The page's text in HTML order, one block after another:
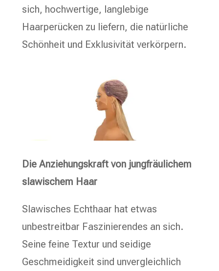
sich, hochwertige, langlebige
Haarperücken zu liefern, die natürliche
Schönheit und Exklusivität verkörpern.
Die Anziehungskraft von jungfräulichem
slawischem Haar
Slawisches Echthaar hat etwas
unbestreitbar Faszinierendes an sich.
Seine feine Textur und seidige
Geschmeidigkeit sind unvergleichlich